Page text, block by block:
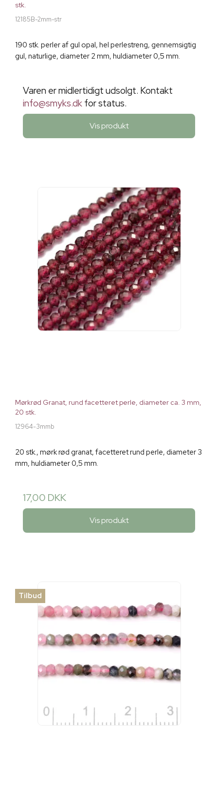
stk.
12185B-2mm-str
190 stk. perler af gul opal, hel perlestreng, gennemsigtig
gul, naturlige, diameter 2 mm, huldiameter 0,5 mm.
Varen er midlertidigt udsolgt. Kontakt
info@smyks.dk for status.
Vis produkt
Mørkrød Granat, rund facetteret perle, diameter ca. 3 mm,
20 stk.
12964-3mmb
20 stk., mørk rød granat, facetteret rund perle, diameter 3
mm, huldiameter 0,5 mm.
17,00 DKK
Vis produkt
Tilbud